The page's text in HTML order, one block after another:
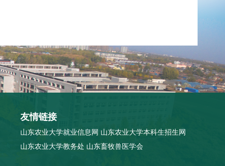
友情链接
山东农业大学就业信息网 山东农业大学本科生招生网
山东农业大学教务处 山东畜牧兽医学会